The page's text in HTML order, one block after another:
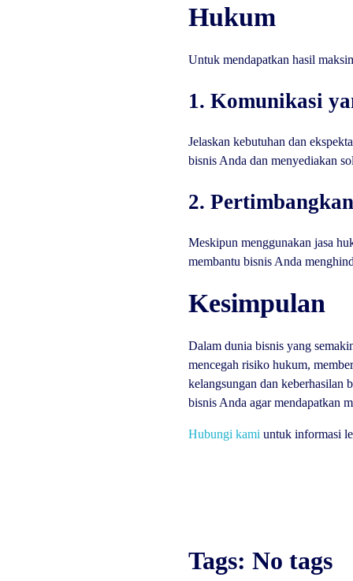
Hukum
Untuk mendapatkan hasil
1. Komunikasi
Jelaskan kebutuhan dan
bisnis Anda dan menyediakan
2.
Meskipun menggunakan jasa
membantu bisnis Anda
Kesimpulan
Dalam dunia bisnis yang
mencegah risiko hukum,
kelangsungan dan keberhasilan
bisnis Anda agar mendapatkan
Hubungi kami untuk informasi
Tags: No tags